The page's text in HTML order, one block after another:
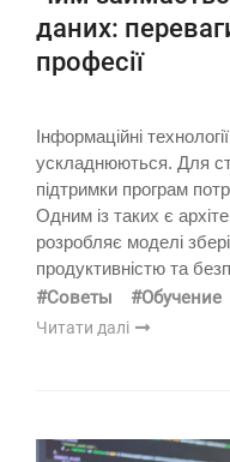
даних:
професії
Інформаційні
ускладнюються. Для
підтримки програм
Одним із таких є
розробляє моделі
продуктивністю та
#Советы #Обучение
Читати далі